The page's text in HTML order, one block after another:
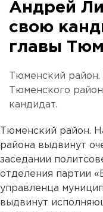
Андрей
свою
главы
Тюменский
Тюменского
кандидат.
Тюменский район.
района выдвинут
заседании
отделения партии
управленца
выдвинут